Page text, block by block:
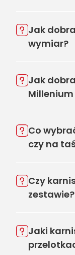
Jak
wymiar?
Jak
Co
czy na
Czy
zestawie?
Jaki